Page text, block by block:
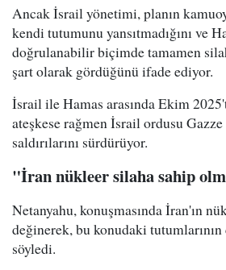
Ancak İsrail yönetimi, planın
kendi tutumunu yansıtmadığını ve
doğrulanabilir biçimde tamamen
şart olarak gördüğünü ifade ediyor.
İsrail ile Hamas arasında Ekim
ateşkese rağmen İsrail ordusu
saldırılarını sürdürüyor.
"İran nükleer silaha sahip
Netanyahu, konuşmasında İran'ın
değinerek, bu konudaki
söyledi.